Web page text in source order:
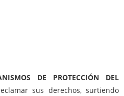
DE PROTECCIÓN DEL
sus derechos, surtiendo